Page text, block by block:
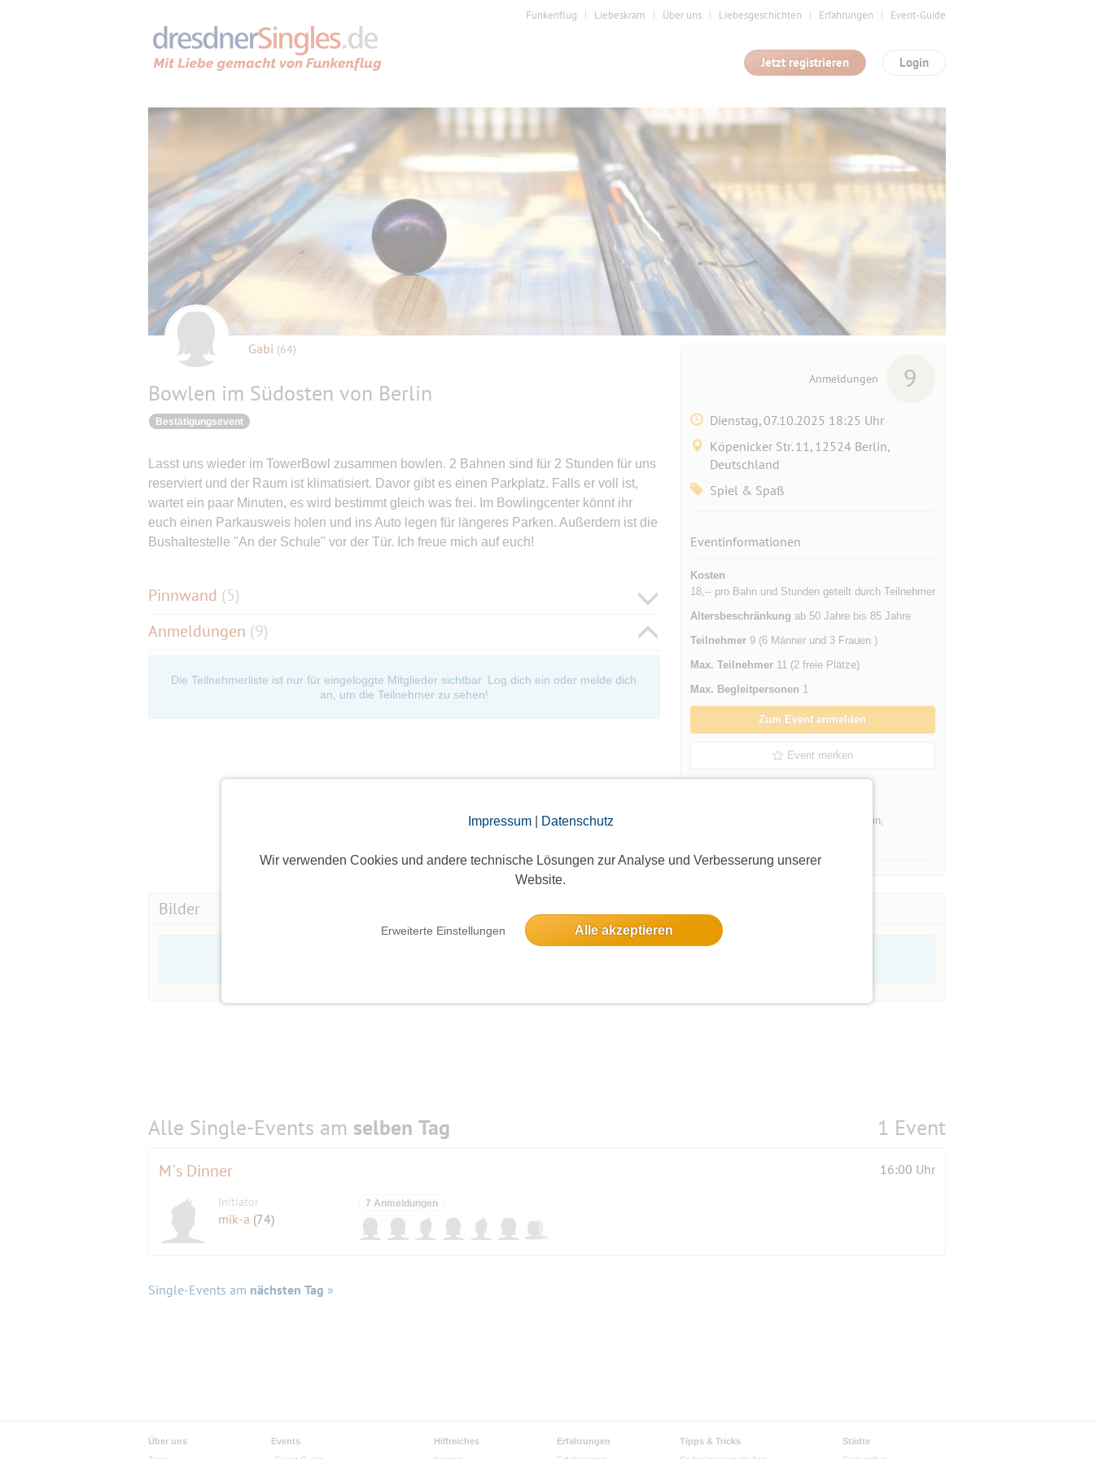
Impressum| Datenschutz
Wir verwenden Cookies und andere technische Lösungen zur Analyse und Verbesserung unserer
Website.
Erweiterte Einstellungen Alle akzeptieren
Funkenflug Liebeskram Über uns Liebesgeschichten Erfahrungen Event-Guide
Login
Jetzt registrieren
Gabi (64)
Bowlen im Südosten von Berlin
Bestätigungsevent
Lasst uns wieder im TowerBowl zusammen bowlen. 2 Bahnen sind für 2 Stunden für uns
reserviert und der Raum ist klimatisiert. Davor gibt es einen Parkplatz. Falls er voll ist,
wartet ein paar Minuten, es wird bestimmt gleich was frei. Im Bowlingcenter könnt ihr
euch einen Parkausweis holen und ins Auto legen für längeres Parken. Außerdem ist die
Bushaltestelle "An der Schule" vor der Tür. Ich freue mich auf euch!
Pinnwand (5)
Anmeldungen (9)
Die Teilnehmerliste ist nur für eingeloggte Mitglieder sichtbar. Log dich ein oder melde dich
an, um die Teilnehmer zu sehen!
Anmeldungen 9
Dienstag, 07.10.2025 18:25 Uhr
Köpenicker Str. 11, 12524 Berlin,
Deutschland
Spiel & Spaß
Eventinformationen
Kosten
18,-- pro Bahn und Stunden geteilt durch Teilnehmer
Altersbeschränkung ab 50 Jahre bis 85 Jahre
Teilnehmer9 (6 Männer und 3 Frauen )
Max. Teilnehmer11 (2 freie Plätze)
Max. Begleitpersonen 1
Zum Event anmelden
Event merken
Berlin,
Bilder
Alle Single-Events am selben Tag 1 Event
M´s Dinner 16:00 Uhr
Initiator
mik-a (74)
7 Anmeldungen
Single-Events am nächsten Tag »
Über uns
Events
Hilfreiches
Erfahrungen
Tipps & Tricks
Städte